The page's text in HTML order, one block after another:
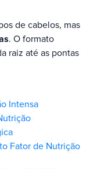
de cabelos, mas
. O formato
raiz até as pontas
Intensa
Fator de Nutrição